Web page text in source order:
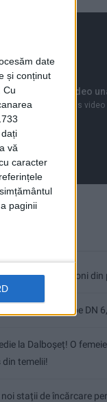
date
și conținut
Cu
vă
caracter
paginii
nu ne poate izgoni
frontal mortal pe DN
la Dalboşeț! O
din temelii!
noi stații de încărcare